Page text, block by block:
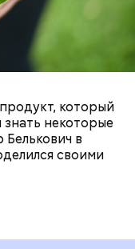
который
некоторые
в
своими